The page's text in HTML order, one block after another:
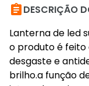
DESCRIÇÃO
Lanterna de led
o produto é feito
desgaste e
brilho.a função